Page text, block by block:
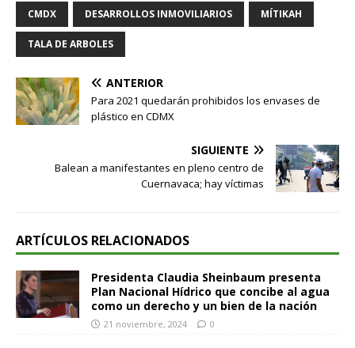
CMDX DESARROLLOS INMOVILIARIOS MÍTIKAH
TALA DE ARBOLES
ANTERIOR
Para 2021 quedarán prohibidos los envases de
plástico en CDMX
SIGUIENTE
Balean a manifestantes en pleno centro de
Cuernavaca; hay víctimas
ARTÍCULOS RELACIONADOS
Presidenta Claudia Sheinbaum presenta
Plan Nacional Hídrico que concibe al agua
como un derecho y un bien de la nación
21 noviembre, 2024 0